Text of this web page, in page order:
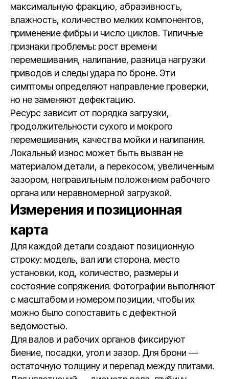
максимальную фракцию, абразивность,
влажность, количество мелких компонентов,
применение фибры и число циклов. Типичные
признаки проблемы: рост времени
перемешивания, налипание, разница нагрузки
приводов и следы удара по броне. Эти
симптомы определяют направление проверки,
но не заменяют дефектацию.
Ресурс зависит от порядка загрузки,
продолжительности сухого и мокрого
перемешивания, качества мойки и налипания.
Локальный износ может быть вызван не
материалом детали, а перекосом, увеличенным
зазором, неправильным положением рабочего
органа или неравномерной загрузкой.
Измерения и позиционная
карта
Для каждой детали создают позиционную
строку: модель, вал или сторона, место
установки, код, количество, размеры и
состояние сопряжения. Фотографии выполняют
с масштабом и номером позиции, чтобы их
можно было сопоставить с дефектной
ведомостью.
Для валов и рабочих органов фиксируют
биение, посадки, угол и зазор. Для брони —
остаточную толщину и перепад между плитами.